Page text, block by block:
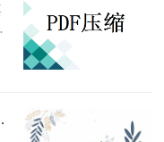
缩方法！